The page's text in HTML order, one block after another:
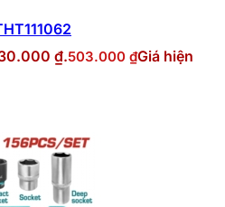
₫.503.000 ₫Giá hiện